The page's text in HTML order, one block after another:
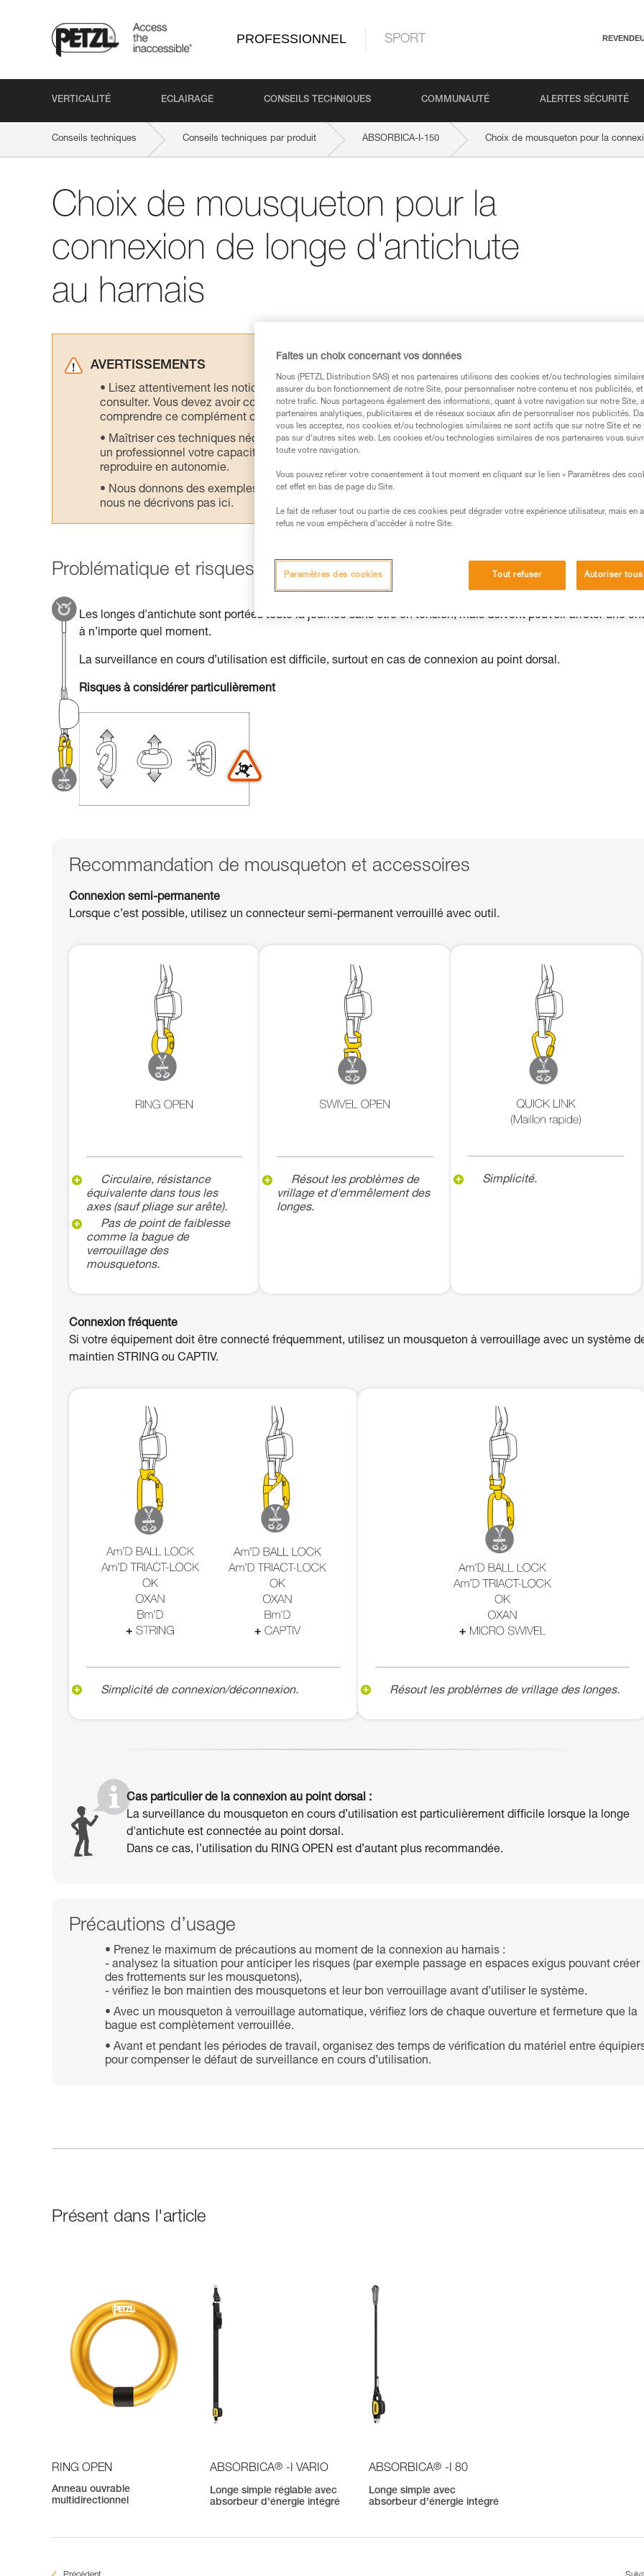
PROFESSIONNEL SPORT
VERTICALITÉ ECLAIRAGE CONSEILS TECHNIQUES COMMUNAUTÉ ALERTES SÉCURITÉ
Conseils techniques Conseils techniques par produit ABSORBICA-I-150 Choix de mousqueton pour la
Choix de mousqueton pour la
connexion de longe d'antichute
au harnais
AVERTISSEMENTS
Lisez attentivement les notices techniques des produits utilisés dans ce conseil avant de le
consulter. Vous devez avoir compris les informations de la notice technique pour pouvoir
comprendre ce complément d’informations.
Maîtriser ces techniques nécessite une formation et un entraînement spécifique. Validez avec
un professionnel votre capacité à refaire la manipulation, seul, en toute sécurité, avant de la
reproduire en autonomie.
Nous donnons des exemples de techniques liées à votre activité. Il peut en exister d’autres que
nous ne décrivons pas ici.
Problématique et risques principaux
Les longes d'antichute sont portées toute la journée sans être en tension, mais doivent pouvoir arrêter une
à n’importe quel moment.
La surveillance en cours d’utilisation est difficile, surtout en cas de connexion au point dorsal.
Risques à considérer particulièrement
Recommandation de mousqueton et accessoires
Connexion semi-permanente
Lorsque c’est possible, utilisez un connecteur semi-permanent verrouillé avec outil.
Circulaire, résistance
équivalente dans tous les
axes (sauf pliage sur arête).
Pas de point de faiblesse
comme la bague de
verrouillage des
mousquetons.
Résout les problèmes de
vrillage et d'emmêlement des
longes.
Simplicité.
Connexion fréquente
Si votre équipement doit être connecté fréquemment, utilisez un mousqueton à verrouillage avec un système
maintien STRING ou CAPTIV.
Simplicité de connexion/déconnexion. Résout les problèmes de vrillage des longes.
Cas particulier de la connexion au point dorsal :
La surveillance du mousqueton en cours d’utilisation est particulièrement difficile lorsque la longe
d'antichute est connectée au point dorsal.
Dans ce cas, l’utilisation du RING OPEN est d’autant plus recommandée.
Précautions d’usage
Prenez le maximum de précautions au moment de la connexion au harnais :
- analysez la situation pour anticiper les risques (par exemple passage en espaces exigus pouvant créer
des frottements sur les mousquetons),
- vérifiez le bon maintien des mousquetons et leur bon verrouillage avant d’utiliser le système.
Avec un mousqueton à verrouillage automatique, vérifiez lors de chaque ouverture et fermeture que la
bague est complètement verrouillée.
Avant et pendant les périodes de travail, organisez des temps de vérification du matériel entre
pour compenser le défaut de surveillance en cours d’utilisation.
Présent dans l'article
RING OPEN
Anneau ouvrable
multidirectionnel
ABSORBICA® -I VARIO
Longe simple réglable avec
absorbeur d'énergie intégré
ABSORBICA® -I 80
Longe simple avec
absorbeur d'énergie intégré
Faites un choix concernant vos données
Nous (PETZL Distribution SAS) et nos partenaires utilisons des cookies et/ou technologies
assurer du bon fonctionnement de notre Site, pour personnaliser notre contenu et nos publicités,
notre trafic. Nous partageons également des informations, quant à votre navigation sur notre Site,
partenaires analytiques, publicitaires et de réseaux sociaux afin de personnaliser nos publicités.
vous les acceptez, nos cookies et/ou technologies similaires ne sont actifs que sur notre Site et ne
pas sur d’autres sites web. Les cookies et/ou technologies similaires de nos partenaires vous
toute votre navigation.
Vous pouvez retirer votre consentement à tout moment en cliquant sur le lien « Paramètres des
cet effet en bas de page du Site.
Le fait de refuser tout ou partie de ces cookies peut dégrader votre expérience utilisateur, mais en
refus ne vous empêchera d’accéder à notre Site.
Tout refuser Autoriser
Paramètres des cookies